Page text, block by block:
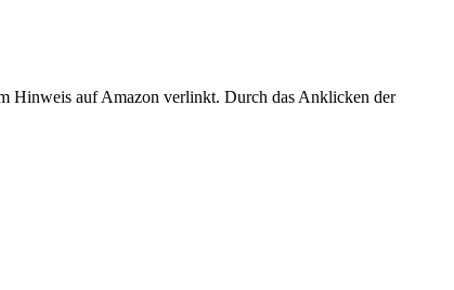
Hinweis auf Amazon verlinkt. Durch das Anklicken der